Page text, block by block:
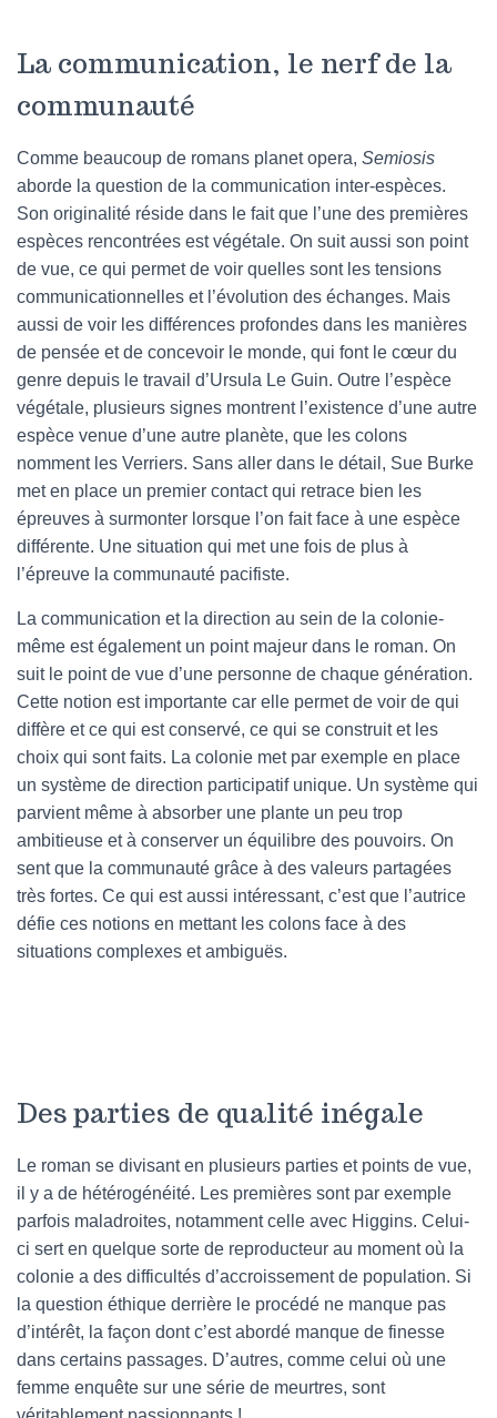
La communication, le nerf de la
communauté
Comme beaucoup de romans planet opera, Semiosis
aborde la question de la communication inter-espèces.
Son originalité réside dans le fait que l’une des premières
espèces rencontrées est végétale. On suit aussi son point
de vue, ce qui permet de voir quelles sont les tensions
communicationnelles et l’évolution des échanges. Mais
aussi de voir les différences profondes dans les manières
de pensée et de concevoir le monde, qui font le cœur du
genre depuis le travail d’Ursula Le Guin. Outre l’espèce
végétale, plusieurs signes montrent l’existence d’une autre
espèce venue d’une autre planète, que les colons
nomment les Verriers. Sans aller dans le détail, Sue Burke
met en place un premier contact qui retrace bien les
épreuves à surmonter lorsque l’on fait face à une espèce
différente. Une situation qui met une fois de plus à
l’épreuve la communauté pacifiste.
La communication et la direction au sein de la colonie-
même est également un point majeur dans le roman. On
suit le point de vue d’une personne de chaque génération.
Cette notion est importante car elle permet de voir de qui
diffère et ce qui est conservé, ce qui se construit et les
choix qui sont faits. La colonie met par exemple en place
un système de direction participatif unique. Un système qui
parvient même à absorber une plante un peu trop
ambitieuse et à conserver un équilibre des pouvoirs. On
sent que la communauté grâce à des valeurs partagées
très fortes. Ce qui est aussi intéressant, c’est que l’autrice
défie ces notions en mettant les colons face à des
situations complexes et ambiguës.
Des parties de qualité inégale
Le roman se divisant en plusieurs parties et points de vue,
il y a de hétérogénéité. Les premières sont par exemple
parfois maladroites, notamment celle avec Higgins. Celui-
ci sert en quelque sorte de reproducteur au moment où la
colonie a des difficultés d’accroissement de population. Si
la question éthique derrière le procédé ne manque pas
d’intérêt, la façon dont c’est abordé manque de finesse
dans certains passages. D’autres, comme celui où une
femme enquête sur une série de meurtres, sont